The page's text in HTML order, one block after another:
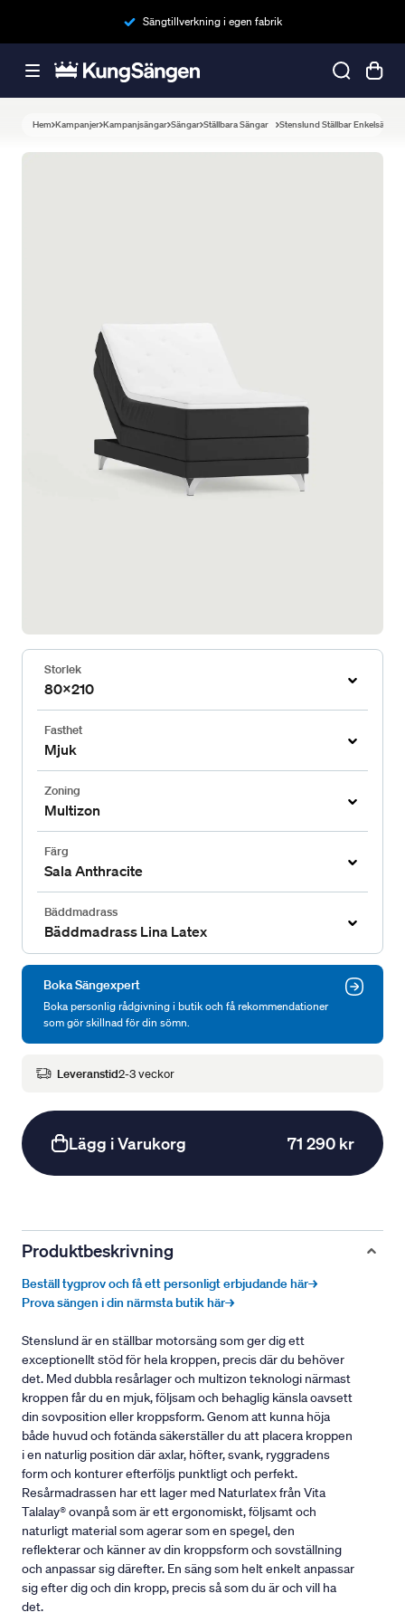
Sängtillverkning i egen fabrik
Hem Kampanjer Kampanjsängar Sängar Ställbara Sängar Stenslund Ställbar Enkelsäng
Storlek
80x210
Fasthet
Mjuk
Zoning
Multizon
Färg
Sala Anthracite
Bäddmadrass
Bäddmadrass Lina Latex
Boka Sängexpert
Boka personlig rådgivning i butik och få rekommendationer
som gör skillnad för din sömn.
Leveranstid2-3 veckor
Lägg i Varukorg 71 290 kr
Produktbeskrivning
Beställ tygprov och få ett personligt erbjudande här→
Prova sängen i din närmsta butik här→
Stenslund är en ställbar motorsäng som ger dig ett
exceptionellt stöd för hela kroppen, precis där du behöver
det. Med dubbla resårlager och multizon teknologi närmast
kroppen får du en mjuk, följsam och behaglig känsla oavsett
din sovposition eller kroppsform. Genom att kunna höja
både huvud och fotända säkerställer du att placera kroppen
i en naturlig position där axlar, höfter, svank, ryggradens
form och konturer efterföljs punktligt och perfekt.
Resårmadrassen har ett lager med Naturlatex från Vita
Talalay® ovanpå som är ett ergonomiskt, följsamt och
naturligt material som agerar som en spegel, den
reflekterar och känner av din kroppsform och sovställning
och anpassar sig därefter. En säng som helt enkelt anpassar
sig efter dig och din kropp, precis så som du är och vill ha
det.